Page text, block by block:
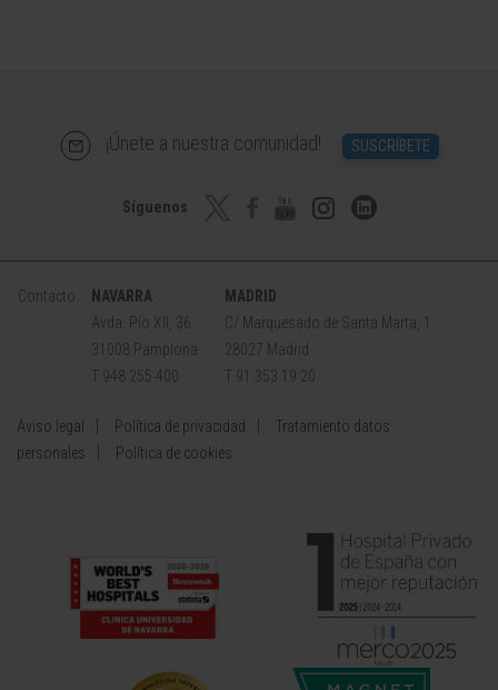
¡Únete a nuestra comunidad! SUSCRÍBETE
Síguenos
Contacto
NAVARRA
Avda. Pío XII, 36
31008 Pamplona
T 948 255 400
MADRID
C/ Marquesado de Santa Marta, 1
28027 Madrid
T 91 353 19 20
Aviso legal Política de privacidad
Tratamiento datos
personales
Política de cookies